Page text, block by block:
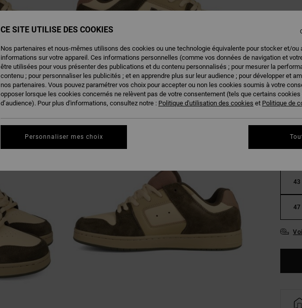
43
47
CE SITE UTILISE DES COOKIES
Nos partenaires et nous-mêmes utilisons des cookies ou une technologie équivalente pour stocker et/ou
informations sur votre appareil. Ces informations personnelles (comme vos données de navigation et
être utilisées pour vous présenter des publications et du contenu personnalisés ; pour mesurer la
contenu ; pour personnaliser les publicités ; et en apprendre plus sur leur audience ; pour développer et
nos partenaires. Vous pouvez paramétrer vos choix pour accepter ou non les cookies soumis à votre
opposer lorsque les cookies concernés ne relèvent pas de votre consentement (tels que certains cookies
d’audience). Pour plus d'informations, consultez notre : Politique d'utilisation des cookies et Politique de
Personnaliser mes choix